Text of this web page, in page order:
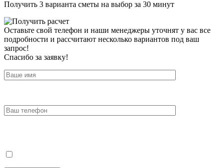
Получить 3 варианта сметы на выбор за 30 минут
Оставьте свой телефон и наши менеджеры уточнят у вас все
подробности и рассчитают несколько вариантов под ваш
запрос!
Спасибо за заявку!